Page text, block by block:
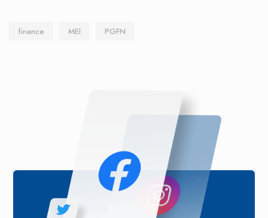
finance MEI PGFN